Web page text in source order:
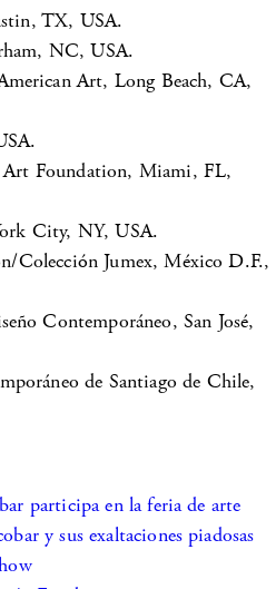
TX, USA.
NC, USA.
Art, Long Beach, CA,
Art Foundation, Miami, FL,
City, NY, USA.
Colección Jumex, México D.F.,
Contemporáneo, San José,
de Santiago de Chile,
participa en la feria de arte
y sus exaltaciones piadosas